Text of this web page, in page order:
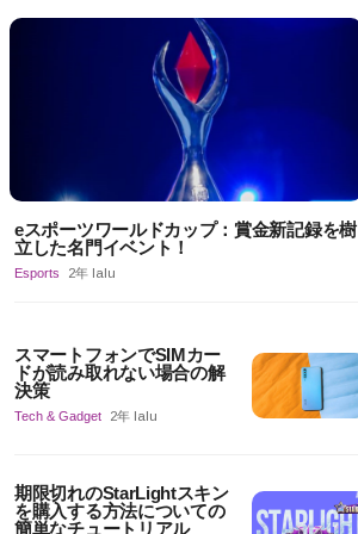
eスポーツワールドカップ：賞金新記録を樹
立した名門イベント！
Esports 2年 lalu
スマートフォンでSIMカー
ドが読み取れない場合の解
決策
Tech & Gadget 2年 lalu
期限切れのStarLightスキン
を購入する方法についての
簡単なチュートリアル